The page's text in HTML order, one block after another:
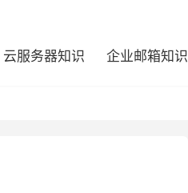
云服务器知识 企业邮箱知识